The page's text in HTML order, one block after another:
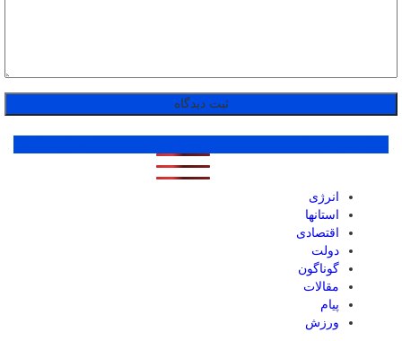
انرژی
استانها
اقتصادی
دولت
گوناگون
مقالات
پیام
ورزش